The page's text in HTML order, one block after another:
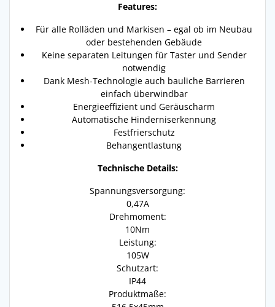
Features:
Für alle Rolläden und Markisen – egal ob im Neubau
oder bestehenden Gebäude
Keine separaten Leitungen für Taster und Sender
notwendig
Dank Mesh-Technologie auch bauliche Barrieren
einfach überwindbar
Energieeffizient und Geräuscharm
Automatische Hinderniserkennung
Festfrierschutz
Behangentlastung
Technische Details:
Spannungsversorgung:
0,47A
Drehmoment:
10Nm
Leistung:
105W
Schutzart:
IP44
Produktmaße: